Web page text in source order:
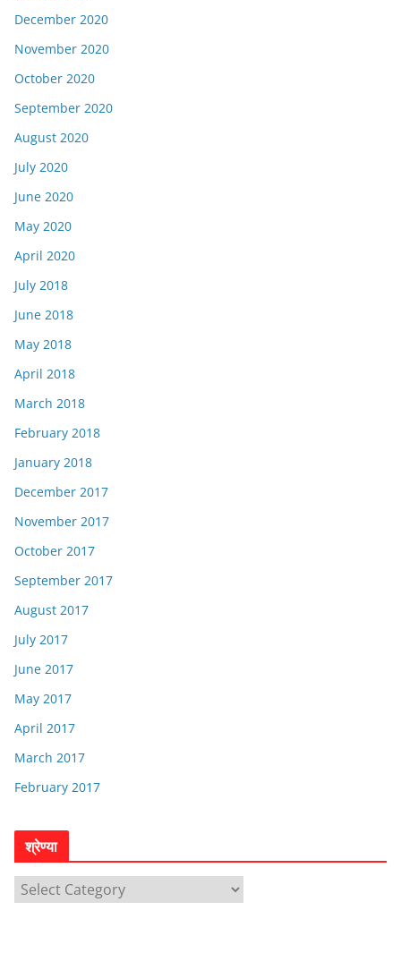
December 2020
November 2020
October 2020
September 2020
August 2020
July 2020
June 2020
May 2020
April 2020
July 2018
June 2018
May 2018
April 2018
March 2018
February 2018
January 2018
December 2017
November 2017
October 2017
September 2017
August 2017
July 2017
June 2017
May 2017
April 2017
March 2017
February 2017
श्रेण्या
श्रे
ण्या